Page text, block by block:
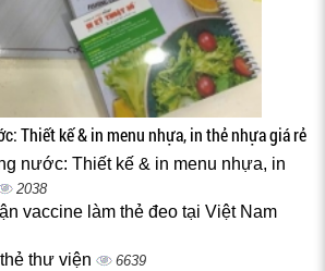
Thiết kế & in menu nhựa, in thẻ nhựa giá rẻ
nước: Thiết kế & in menu nhựa, in
2038
vaccine làm thẻ đeo tại Việt Nam
thư viện 6639